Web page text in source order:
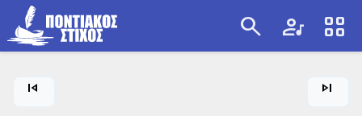
search artist view_cozy
skip_previous skip_next